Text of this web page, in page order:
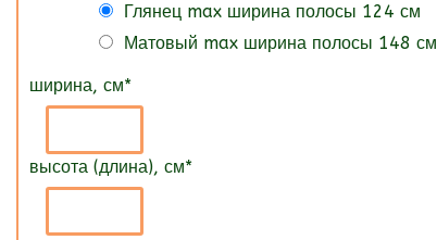
Глянец max ширина полосы 124 см
Матовый max ширина полосы 148 см
ширина, см*
высота (длина), см*